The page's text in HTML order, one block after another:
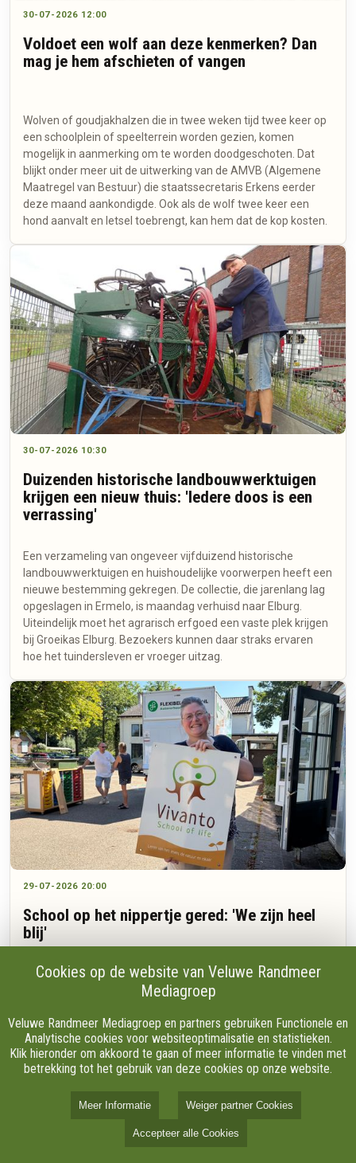
30-07-2026 12:00
Voldoet een wolf aan deze kenmerken? Dan
mag je hem afschieten of vangen
Wolven of goudjakhalzen die in twee weken tijd twee keer op
een schoolplein of speelterrein worden gezien, komen
mogelijk in aanmerking om te worden doodgeschoten. Dat
blijkt onder meer uit de uitwerking van de AMVB (Algemene
Maatregel van Bestuur) die staatssecretaris Erkens eerder
deze maand aankondigde. Ook als de wolf twee keer een
hond aanvalt en letsel toebrengt, kan hem dat de kop kosten.
30-07-2026 10:30
Duizenden historische landbouwwerktuigen
krijgen een nieuw thuis: 'Iedere doos is een
verrassing'
Een verzameling van ongeveer vijfduizend historische
landbouwwerktuigen en huishoudelijke voorwerpen heeft een
nieuwe bestemming gekregen. De collectie, die jarenlang lag
opgeslagen in Ermelo, is maandag verhuisd naar Elburg.
Uiteindelijk moet het agrarisch erfgoed een vaste plek krijgen
bij Groeikas Elburg. Bezoekers kunnen daar straks ervaren
hoe het tuindersleven er vroeger uitzag.
29-07-2026 20:00
School op het nippertje gered: 'We zijn heel
blij'
Na drie jaar zoeken en meer dan zeventig bekeken locaties
onderkomen gevonden in Apeldoorn. De particuliere school,
waar kinderen zelf bepalen wat en wanneer ze leren, dreigde
zelfs tijdelijk vanuit een tent les te moeten geven.
Cookies op de website van Veluwe Randmeer
Mediagroep
Veluwe Randmeer Mediagroep en partners gebruiken Functionele en
Analytische cookies voor websiteoptimalisatie en statistieken.
Klik hieronder om akkoord te gaan of meer informatie te vinden met
betrekking tot het gebruik van deze cookies op onze website.
Meer Informatie Weiger partner Cookies
Accepteer alle Cookies